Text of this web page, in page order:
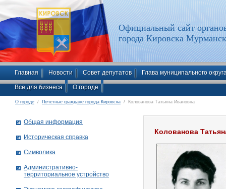
Официальный сайт
города Кировска
Главная Новости Совет депутатов Глава муниципального
Все для бизнеса О городе
О городе / Почетные граждане города Кировска / Колованова Татьяна Ивановна
Колованова
Общая информация
Историческая справка
Символика
Административно-
территориальное устройство